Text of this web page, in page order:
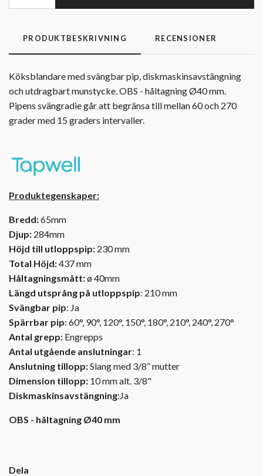
PRODUKTBESKRIVNING RECENSIONER
Köksblandare med svängbar pip, diskmaskinsavstängning
och utdragbart munstycke. OBS - håltagning Ø40 mm.
Pipens svängradie går att begränsa till mellan 60 och 270
grader med 15 graders intervaller.
Produktegenskaper:
Bredd:65mm
Djup: 284mm
Höjd till utloppspip: 230 mm
Total Höjd:437 mm
Håltagningsmått:ø 40mm
Längd utsprång på utloppspip: 210 mm
Svängbar pip: Ja
Spärrbar pip: 60°, 90°, 120°, 150°, 180°, 210°, 240°, 270°
Antal grepp: Engrepps
Antal utgående anslutningar: 1
Anslutning tillopp:Slang med 3/8” mutter
Dimension tillopp: 10 mm alt. 3/8"
Diskmaskinsavstängning:Ja
OBS - håltagning Ø40 mm
Dela